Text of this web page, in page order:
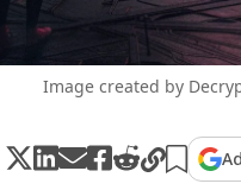
Image created by